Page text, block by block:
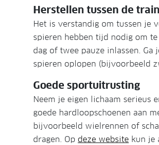
Herstellen tussen de
Het is verstandig om tussen je
spieren hebben tijd nodig om
dag of twee pauze inlassen.
spieren oplopen (bijvoorbeeld
Goede sportuitrusting
Neem je eigen lichaam serieus
goede hardloopschoenen aan
bijvoorbeeld wielrennen of
dragen. Op deze website kun je